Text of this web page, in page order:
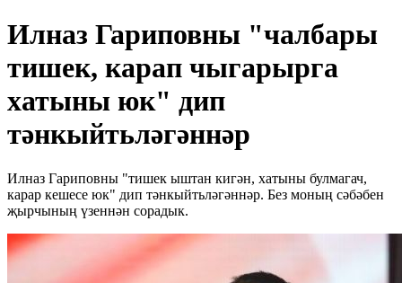
Илназ Гариповны "чалбары
тишек, карап чыгарырга
хатыны юк" дип
тәнкыйтьләгәннәр
Илназ Гариповны "тишек ыштан кигән, хатыны булмагач,
карар кешесе юк" дип тәнкыйтьләгәннәр. Без моның сәбәбен
җырчының үзеннән сорадык.